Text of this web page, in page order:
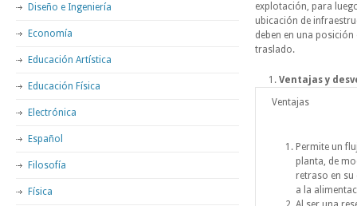
explotación, para
ubicación de
deben en una
traslado.
Ventajas y
Ventajas
Permite un
planta, de
retraso en
a la
Diseño e Ingeniería
Economía
Educación Artística
Educación Física
Electrónica
Español
Filosofía
Física